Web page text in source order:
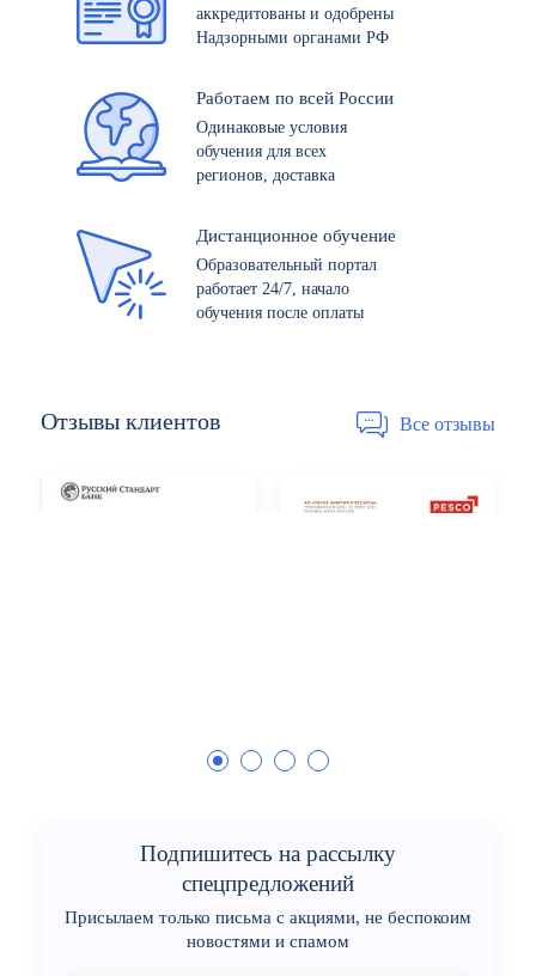
аккредитованы и одобрены
Надзорными органами РФ
Работаем по всей России
Одинаковые условия
обучения для всех
регионов, доставка
Дистанционное обучение
Образовательный портал
работает 24/7, начало
обучения после оплаты
Отзывы клиентов Все отзывы
Подпишитесь на рассылку
спецпредложений
Присылаем только письма с акциями, не беспокоим
новостями и спамом